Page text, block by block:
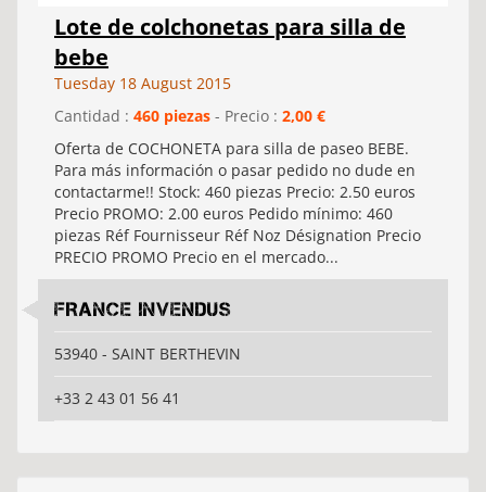
Lote de colchonetas para silla de
bebe
Tuesday 18 August 2015
Cantidad : 460 piezas - Precio : 2,00 €
Oferta de COCHONETA para silla de paseo BEBE.
Para más información o pasar pedido no dude en
contactarme!! Stock: 460 piezas Precio: 2.50 euros
Precio PROMO: 2.00 euros Pedido mínimo: 460
piezas Réf Fournisseur Réf Noz Désignation Precio
PRECIO PROMO Precio en el mercado...
FRANCE INVENDUS
53940 - SAINT BERTHEVIN
+33 2 43 01 56 41